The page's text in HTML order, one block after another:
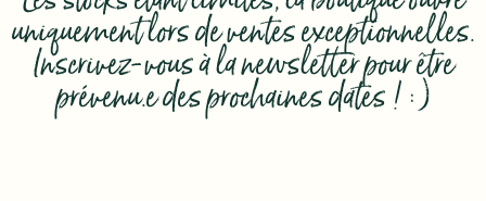
uniquement lors de ventes exceptionnelles.
Inscrivez-vous à la newsletter pour être
prévenu.e des prochaines dates ! :)